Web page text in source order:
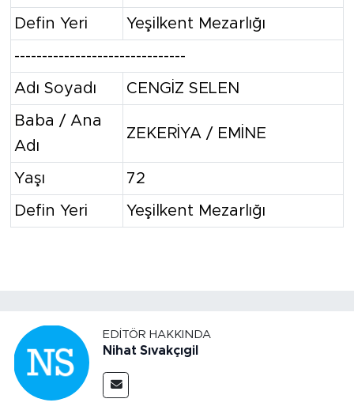
Defin Yeri Yeşilkent Mezarlığı
-------------------------------
Adı Soyadı CENGİZ SELEN
Baba / Ana
Adı
ZEKERİYA / EMİNE
Yaşı 72
Defin Yeri Yeşilkent Mezarlığı
EDITÖR HAKKINDA
Nihat Sıvakçıgil